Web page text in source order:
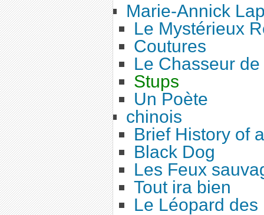
Marie-Annick
Le Mystérieux
Coutures
Le Chasseur
Stups
Un Poète
chinois
Brief History of
Black Dog
Les Feux
Tout ira bien
Le Léopard des